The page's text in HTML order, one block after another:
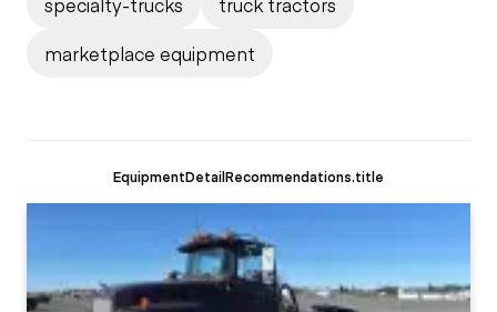
marketplace equipment
EquipmentDetailRecommendations.title